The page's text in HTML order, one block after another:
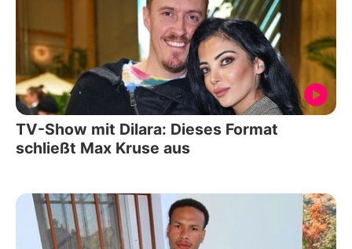
TV-Show mit Dilara: Dieses Format
schließt Max Kruse aus